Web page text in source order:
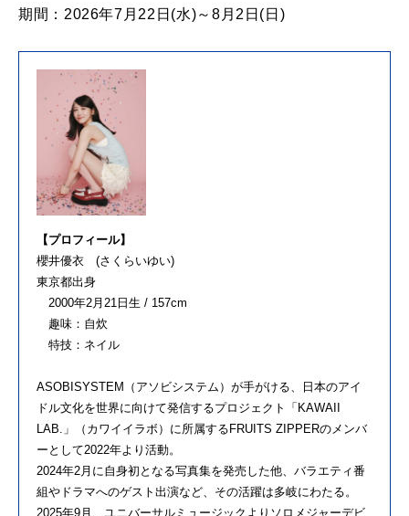
期間：2026年7月22日(水)～8月2日(日)
【プロフィール】
櫻井優衣 (さくらいゆい)
東京都出身
2000年2月21日生 / 157cm
趣味：自炊
特技：ネイル
ASOBISYSTEM（アソビシステム）が手がける、日本のアイ
ドル文化を世界に向けて発信するプロジェクト「KAWAII
LAB.」（カワイイラボ）に所属するFRUITS ZIPPERのメンバ
ーとして2022年より活動。
2024年2月に自身初となる写真集を発売した他、バラエティ番
組やドラマへのゲスト出演など、その活躍は多岐にわたる。
2025年9月、ユニバーサルミュージックよりソロメジャーデビ